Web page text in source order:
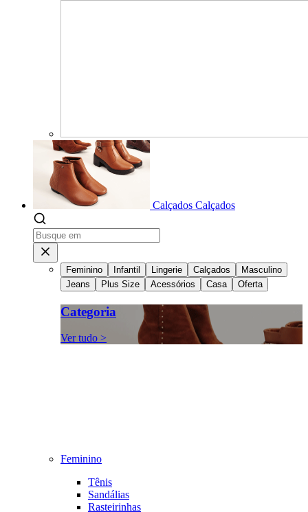
Calçados Calçados
Feminino Infantil Lingerie Calçados
Masculino
Jeans
Plus Size Acessórios Casa Oferta
Categoria
Ver tudo >
Feminino
Tênis
Sandálias
Rasteirinhas